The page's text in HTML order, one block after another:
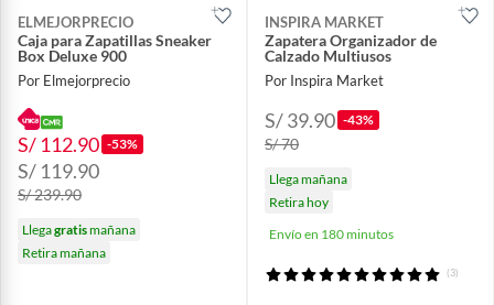
ELMEJORPRECIO
Caja para Zapatillas Sneaker
Box Deluxe 900
Por Elmejorprecio
S/ 112.90 -53%
S/ 119.90
S/ 239.90
Llegagratismañana
Retira mañana
INSPIRA MARKET
Zapatera Organizador de
Calzado Multiusos
Por Inspira Market
S/ 39.90 -43%
S/ 70
Llega mañana
Retira hoy
Envío en 180 minutos
(3)